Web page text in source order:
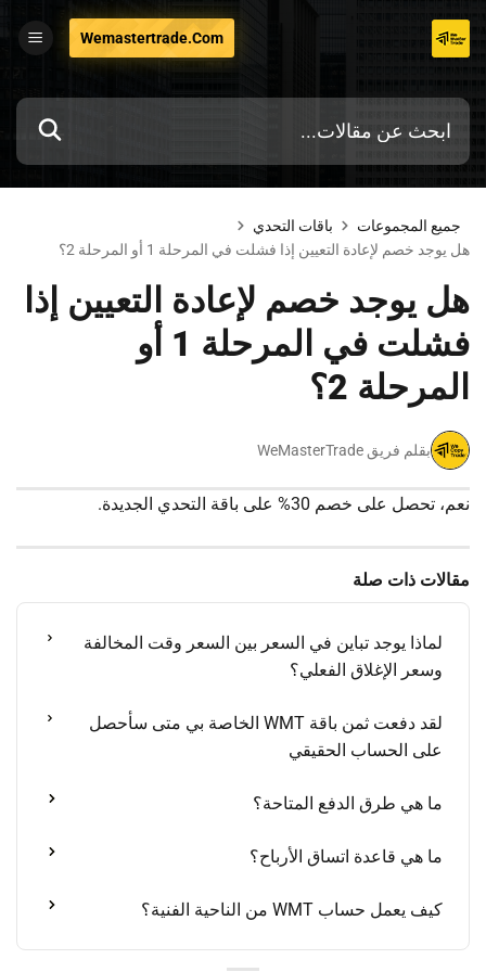
إلى
Wemastertrade.com
جميع المجموعات
باقات التحدي
هل يوجد خصم لإعادة التعيين إذا فشلت في المرحلة 1 أو المرحلة 2؟
هل يوجد خصم لإعادة التعيين إذا
فشلت في المرحلة 1 أو
المرحلة 2؟
بقلم فريق WeMasterTrade
نعم، تحصل على خصم 30% على باقة التحدي الجديدة.
مقالات ذات صلة
لماذا يوجد تباين في السعر بين السعر وقت المخالفة
وسعر الإغلاق الفعلي؟
لقد دفعت ثمن باقة WMT الخاصة بي متى سأحصل
على الحساب الحقيقي
ما هي طرق الدفع المتاحة؟
ما هي قاعدة اتساق الأرباح؟
كيف يعمل حساب WMT من الناحية الفنية؟